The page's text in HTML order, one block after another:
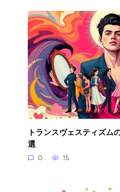
トランスヴェスティズム
選
0 15